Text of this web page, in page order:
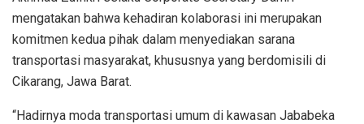
mengatakan bahwa kehadiran kolaborasi ini merupakan
komitmen kedua pihak dalam menyediakan sarana
transportasi masyarakat, khususnya yang berdomisili di
Cikarang, Jawa Barat.
“Hadirnya moda transportasi umum di kawasan Jababeka